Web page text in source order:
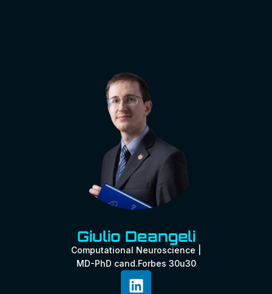
Giulio Deangeli
Computational Neuroscience |
MD-PhD cand.Forbes 30u30